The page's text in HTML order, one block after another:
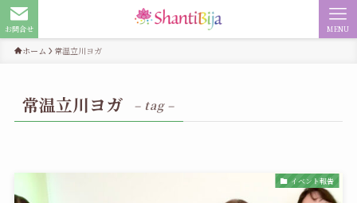
お問合せ MENU
ホーム 常温立川ヨガ
常温立川ヨガ – tag –
イベント報告